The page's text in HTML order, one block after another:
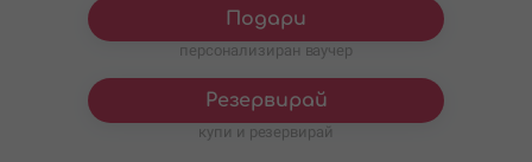
Подари
персонализиран ваучер
Резервирай
купи и резервирай